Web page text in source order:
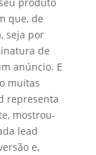
que, de
seja por
de
anúncio. E
muitas
representa
mostrou-
lead
e,